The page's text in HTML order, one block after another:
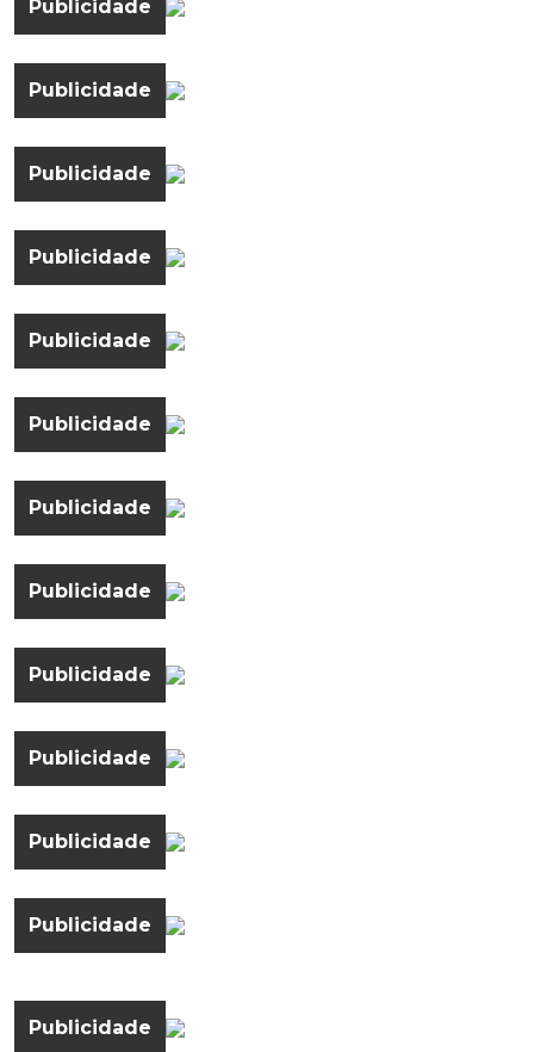
Publicidade
Publicidade
Publicidade
Publicidade
Publicidade
Publicidade
Publicidade
Publicidade
Publicidade
Publicidade
Publicidade
Publicidade
Publicidade